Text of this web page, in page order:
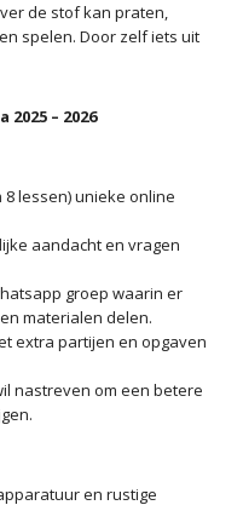
de stof kan praten,
spelen. Door zelf iets uit
– 2026
lessen) unieke online
aandacht en vragen
groep waarin er
materialen delen.
extra partijen en opgaven
nastreven om een betere
en rustige